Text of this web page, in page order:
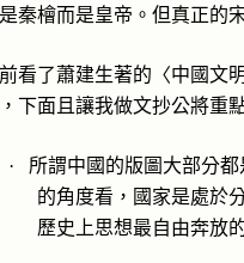
秦檜而是皇帝。但真正的
看了蕭建生著的〈中國文
下面且讓我做文抄公將重
· 所謂中國的版圖大部分
的角度看，國家是處於
歷史上思想最自由奔放